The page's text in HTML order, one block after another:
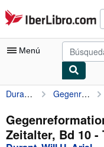
Pasar al contenido
IberLibro.com
Menú
Mi cuenta
Consultar mis pedidos
Búsqueda avanzada
Durant, Will U. Ariel Gegenreformation und Elisabethanisches Zeitalter, Bd 10
Zeitalter, Bd 10 -